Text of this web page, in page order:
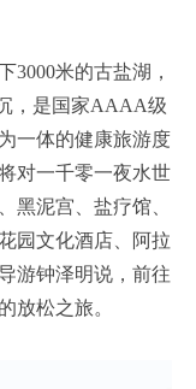
3000米的古盐湖，
，是国家AAAA级
一体的健康旅游度
对一千零一夜水世
黑泥宫、盐疗馆、
园文化酒店、阿拉
游钟泽明说，前往
放松之旅。